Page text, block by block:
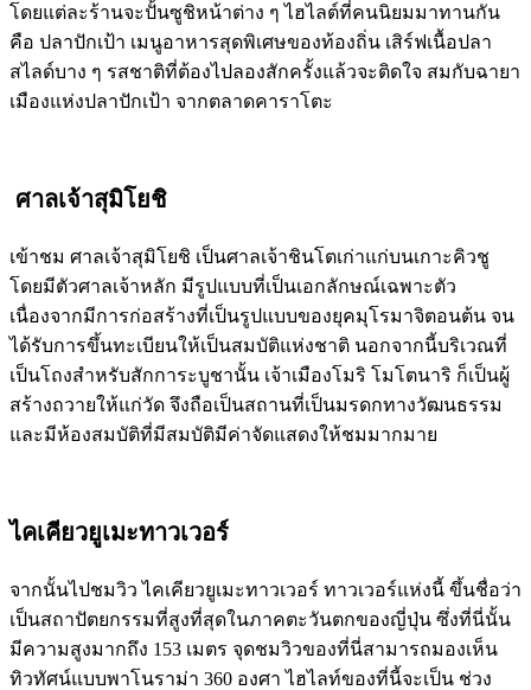
โดยแต่ละร้านจะปั้นซูชิหน้าต่าง ๆ ไฮไลต์ที่คนนิยมมาทานกัน
คือ ปลาปักเป้า เมนูอาหารสุดพิเศษของท้องถิ่น เสิร์ฟเนื้อปลา
สไลด์บาง ๆ รสชาติที่ต้องไปลองสักครั้งแล้วจะติดใจ สมกับฉายา
เมืองแห่งปลาปักเป้า จากตลาดคาราโตะ
ศาลเจ้าสุมิโยชิ
เข้าชม ศาลเจ้าสุมิโยชิ เป็นศาลเจ้าชินโตเก่าแก่บนเกาะคิวชู
โดยมีตัวศาลเจ้าหลัก มีรูปแบบที่เป็นเอกลักษณ์เฉพาะตัว
เนื่องจากมีการก่อสร้างที่เป็นรูปแบบของยุคมุโรมาจิตอนต้น จน
ได้รับการขึ้นทะเบียนให้เป็นสมบัติแห่งชาติ นอกจากนี้บริเวณที่
เป็นโถงสำหรับสักการะบูชานั้น เจ้าเมืองโมริ โมโตนาริ ก็เป็นผู้
สร้างถวายให้แก่วัด จึงถือเป็นสถานที่เป็นมรดกทางวัฒนธรรม
และมีห้องสมบัติที่มีสมบัติมีค่าจัดแสดงให้ชมมากมาย
ไคเคียวยูเมะทาวเวอร์
จากนั้นไปชมวิว ไคเคียวยูเมะทาวเวอร์ ทาวเวอร์แห่งนี้ ขึ้นชื่อว่า
เป็นสถาปัตยกรรมที่สูงที่สุดในภาคตะวันตกของญี่ปุ่น ซึ่งที่นี่นั้น
มีความสูงมากถึง 153 เมตร จุดชมวิวของที่นี่สามารถมองเห็น
ทิวทัศน์แบบพาโนราม่า 360 องศา ไฮไลท์ของที่นี้จะเป็น ช่วง